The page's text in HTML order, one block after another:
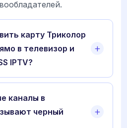
карту Триколор
в телевизор и
IPTV?
каналы в
черный